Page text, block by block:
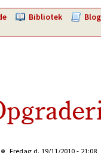
Bibliotek Blog
Fredag d. 19/11/2010 - 21:08